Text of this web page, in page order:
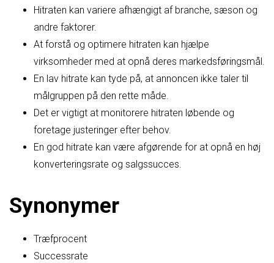
Hitraten kan variere afhængigt af branche, sæson og
andre faktorer.
At forstå og optimere hitraten kan hjælpe
virksomheder med at opnå deres markedsføringsmål.
En lav hitrate kan tyde på, at annoncen ikke taler til
målgruppen på den rette måde.
Det er vigtigt at monitorere hitraten løbende og
foretage justeringer efter behov.
En god hitrate kan være afgørende for at opnå en høj
konverteringsrate og salgssucces.
Synonymer
Træfprocent
Successrate